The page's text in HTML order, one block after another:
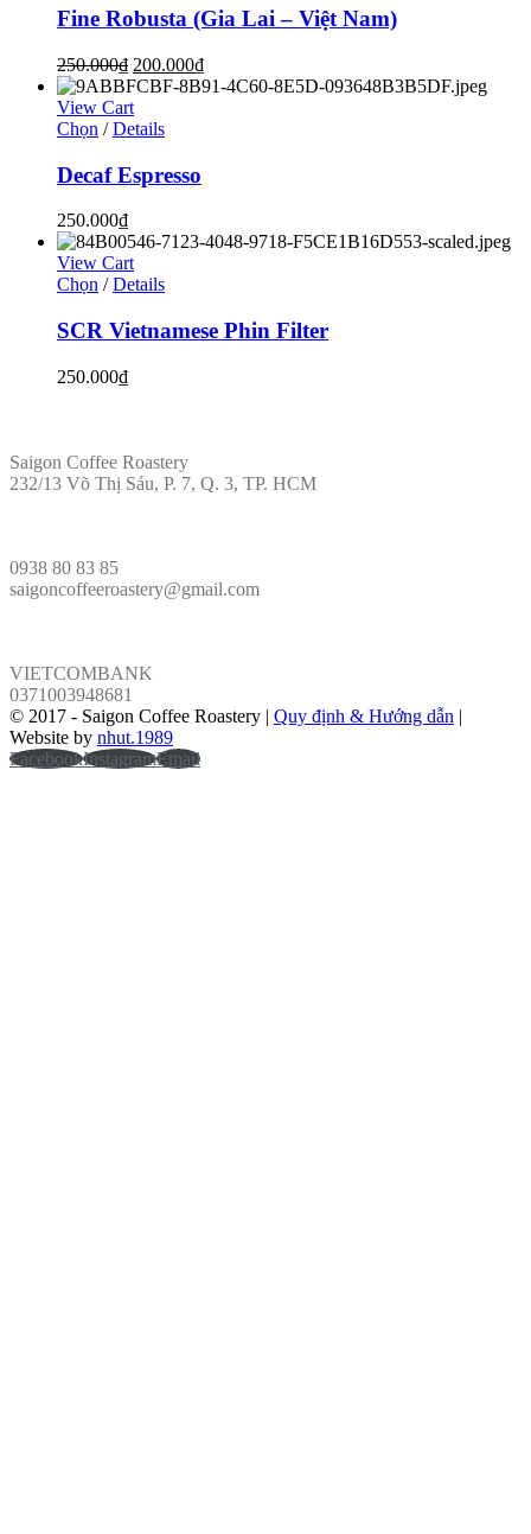
Fine Robusta (Gia Lai – Việt Nam)
250.000₫ 200.000₫
View Cart
Chọn / Details
Decaf Espresso
250.000₫
View Cart
Chọn / Details
SCR Vietnamese Phin Filter
250.000₫
Saigon Coffee Roastery
232/13 Võ Thị Sáu, P. 7, Q. 3, TP. HCM
0938 80 83 85
saigoncoffeeroastery@gmail.com
VIETCOMBANK
0371003948681
© 2017 - Saigon Coffee Roastery | Quy định & Hướng dẫn |
Website by nhut.1989
FacebookInstagramEmail